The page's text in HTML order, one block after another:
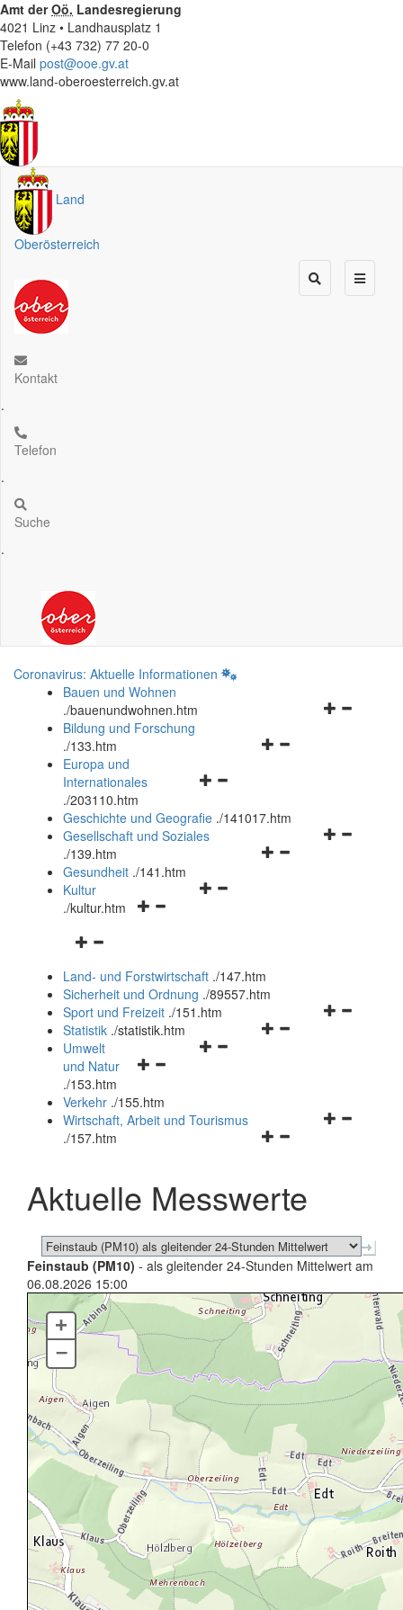
Amt derOö. Landesregierung
4021 Linz • Landhausplatz 1
Telefon (+43 732) 77 20-0
E-Mail post@ooe.gv.at
www.land-oberoesterreich.gv.at
Land
Oberösterreich
Kontakt
.
Telefon
.
Suche
.
Coronavirus: Aktuelle Informationen
Bauen und Wohnen
./bauenundwohnen.htm
Navigationsmenü
Bildung und Forschung
./133.htm
Navigationsmenü
und
schließen
Europa und
Internationales
./203110.htm
Geschichte und Geografie ./141017.htm
Navigationsmenü
Gesellschaft und Soziales
./139.htm
Navigationsmenü
Gesundheit ./141.htm
Navigationsmenü
Kultur
./kultur.htm
Navigationsmenü
und
schließen
Land- und Forstwirtschaft ./147.htm
Sicherheit und Ordnung ./89557.htm
Navigationsmenü
Sport und Freizeit ./151.htm
Navigationsmenü
Statistik ./statistik.htm
Navigationsmenü
und
schließen
Umwelt
und Natur
./153.htm
Verkehr ./155.htm
Navigationsmenü
schließen
Wirtschaft, Arbeit und Tourismus
./157.htm
Aktuelle Messwerte
Feinstaub (PM10) - als gleitender 24-Stunden Mittelwert am
06.08.2026 15:00
+
–